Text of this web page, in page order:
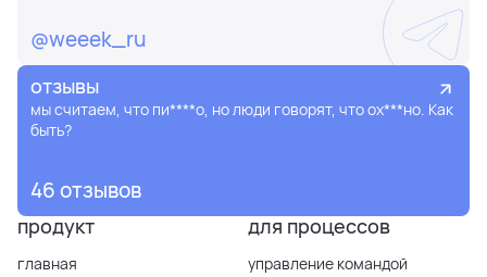
@weeek_ru
отзывы
мы считаем, что пи****о, но люди говорят, что ох***но. Как
быть?
46 отзывов
продукт
главная
для процессов
управление командой